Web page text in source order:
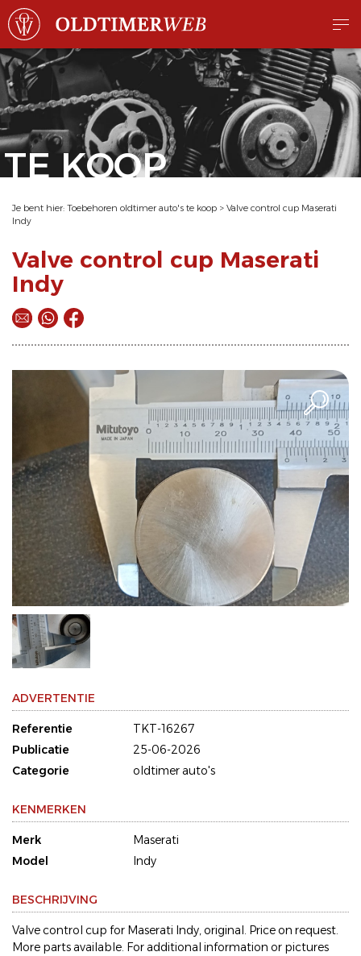
TE KOOP
Je bent hier: Toebehoren oldtimer auto's te koop > Valve control cup Maserati
Indy
Valve control cup Maserati
Indy
ADVERTENTIE
Referentie
TKT-16267
Publicatie
25-06-2026
Categorie
oldtimer auto's
KENMERKEN
Merk
Maserati
Model
Indy
BESCHRIJVING
Valve control cup for Maserati Indy, original. Price on request.
More parts available. For additional information or pictures